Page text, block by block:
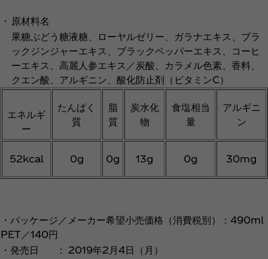
・ 原材料名
果糖ぶどう糖液糖、ローヤルゼリー、ガラナエキス、ブラ
ックジンジャーエキス、ブラックペッパーエキス、コーヒ
ーエキス、高麗人参エキス／炭酸、カラメル色素、香料、
クエン酸、アルギニン、酸化防止剤（ビタミンC）
エネルギ
ー
たんぱく
質
脂
質
炭水化
物
食塩相当
量
アルギニ
ン
52kcal 0g 0g 13g 0g 30mg
・パッケージ／メーカー希望小売価格（消費税別）：490ml
PET／140円
・発売日
：
2019年2月4日（月）